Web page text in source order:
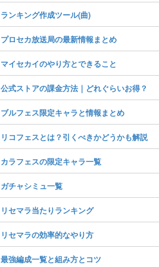
ランキング作成ツール(曲)
プロセカ放送局の最新情報まとめ
マイセカイのやり方とできること
公式ストアの課金方法｜どれぐらいお得？
ブルフェス限定キャラと情報まとめ
リコフェスとは？引くべきかどうかも解説
カラフェスの限定キャラ一覧
ガチャシミュ一覧
リセマラ当たりランキング
リセマラの効率的なやり方
最強編成一覧と組み方とコツ